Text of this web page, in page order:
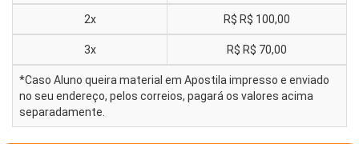
2x R$ R$ 100,00
3x R$ R$ 70,00
*Caso Aluno queira material em Apostila impresso e enviado
no seu endereço, pelos correios, pagará os valores acima
separadamente.